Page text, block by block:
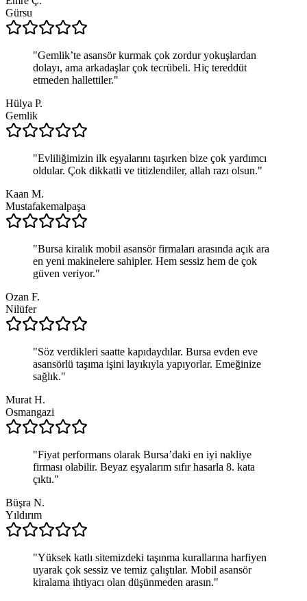
Gürsu
"Gemlik’te asansör kurmak çok zordur yokuşlardan
dolayı, ama arkadaşlar çok tecrübeli. Hiç tereddüt
etmeden hallettiler."
Hülya P.
Gemlik
"Evliliğimizin ilk eşyalarını taşırken bize çok yardımcı
oldular. Çok dikkatli ve titizlendiler, allah razı olsun."
Kaan M.
Mustafakemalpaşa
"Bursa kiralık mobil asansör firmaları arasında açık ara
en yeni makinelere sahipler. Hem sessiz hem de çok
güven veriyor."
Ozan F.
Nilüfer
"Söz verdikleri saatte kapıdaydılar. Bursa evden eve
asansörlü taşıma işini layıkıyla yapıyorlar. Emeğinize
sağlık."
Murat H.
Osmangazi
"Fiyat performans olarak Bursa’daki en iyi nakliye
firması olabilir. Beyaz eşyalarım sıfır hasarla 8. kata
çıktı."
Büşra N.
Yıldırım
"Yüksek katlı sitemizdeki taşınma kurallarına harfiyen
uyarak çok sessiz ve temiz çalıştılar. Mobil asansör
kiralama ihtiyacı olan düşünmeden arasın."